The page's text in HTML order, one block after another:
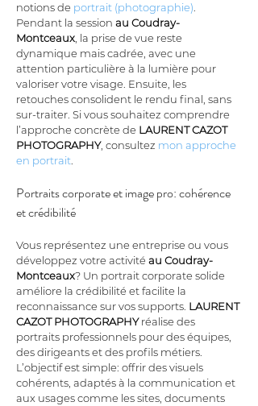
notions de portrait (photographie)
Pendant la session au Coudray-
Montceaux , la prise de vue reste
dynamique mais cadrée, avec une
attention particulière à la lumière pour
valoriser votre visage. Ensuite, les
retouches consolident le rendu final, sans
sur-traiter. Si vous souhaitez comprendre
l’approche concrète de LAURENT CAZOT
PHOTOGRAPHY, consultez mon approche
en portrait
Portraits corporate et image pro: cohérence
et crédibilité
Vous représentez une entreprise ou vous
développez votre activité au Coudray-
Montceaux? Un portrait corporate solide
améliore la crédibilité et facilite la
reconnaissance sur vos supports. LAURENT
CAZOT PHOTOGRAPHY réalise des
portraits professionnels pour des équipes,
des dirigeants et des profils métiers.
L’objectif est simple: offrir des visuels
cohérents, adaptés à la communication et
aux usages comme les sites, documents